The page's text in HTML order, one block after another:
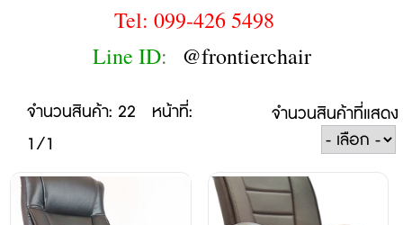
Tel: 099-426 5498
Line ID: @frontierchair
จำนวนสินค้า: 22
หน้าที่:
1/1
จำนวนสินค้าที่แสดง